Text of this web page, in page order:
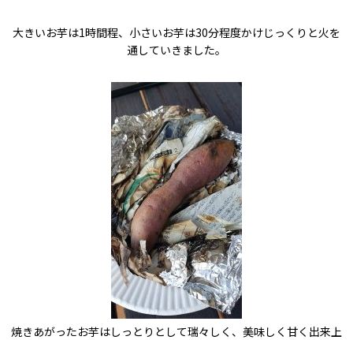
大きいお芋は1時間程、小さいお芋は30分程度かけじっくりと火を
通していきました。
焼きあがったお芋はしっとりとして瑞々しく、美味しく甘く出来上